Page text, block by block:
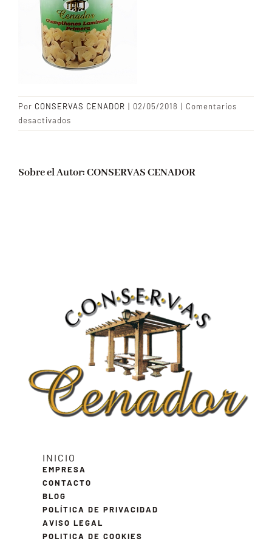
CONTACTO
Por CONSERVAS CENADOR | 02/05/2018 | Comentarios
desactivados
Champiñones
Sobre el Autor:CONSERVAS CENADOR
INICIO
EMPRESA
CONTACTO
BLOG
POLÍTICA DE PRIVACIDAD
AVISO LEGAL
POLITICA DE COOKIES